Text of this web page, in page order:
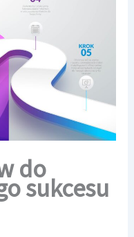
do
sukcesu